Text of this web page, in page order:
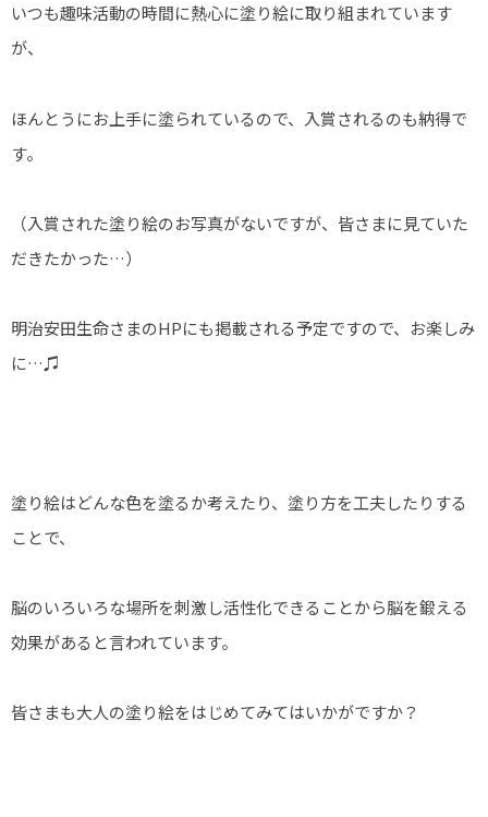
いつも趣味活動の時間に熱心に塗り絵に取り組まれています
が、
ほんとうにお上手に塗られているので、入賞されるのも納得で
す。
（入賞された塗り絵のお写真がないですが、皆さまに見ていた
だきたかった…）
明治安田生命さまのHPにも掲載される予定ですので、お楽しみ
に…♫
塗り絵はどんな色を塗るか考えたり、塗り方を工夫したりする
ことで、
脳のいろいろな場所を刺激し活性化できることから脳を鍛える
効果があると言われています。
皆さまも大人の塗り絵をはじめてみてはいかがですか？